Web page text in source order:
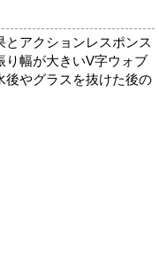
アクションレスポンス
り幅が大きいV字ウォブ
後やグラスを抜けた後の